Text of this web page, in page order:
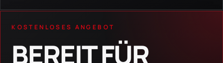
KOSTENLOSES ANGEBOT
BEREIT FÜR